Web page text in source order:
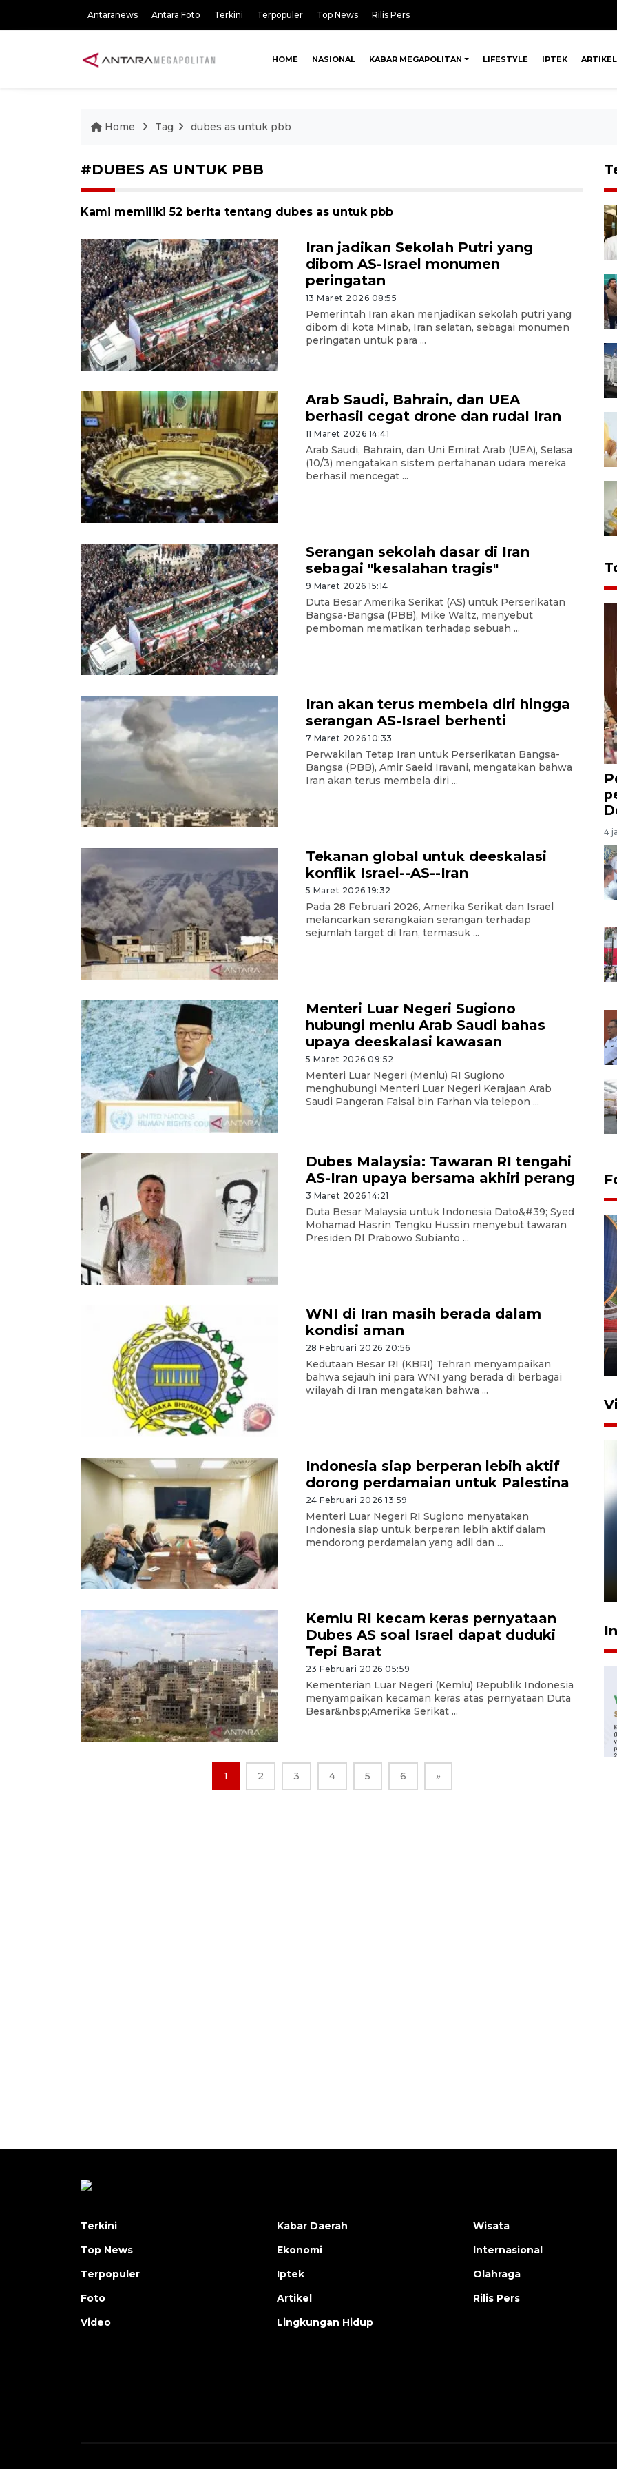
Antaranews Antara Foto Terkini Terpopuler Top News Rilis Pers
HOME NASIONAL KABAR MEGAPOLITAN LIFESTYLE IPTEK ARTIKEL
Home Tag dubes as untuk pbb
#DUBES AS UNTUK PBB
Kami memiliki 52 berita tentang dubes as untuk pbb
Iran jadikan Sekolah Putri yang
dibom AS-Israel monumen
peringatan
13 Maret 2026 08:55
Pemerintah Iran akan menjadikan sekolah putri yang
dibom di kota Minab, Iran selatan, sebagai monumen
peringatan untuk para ...
Arab Saudi, Bahrain, dan UEA
berhasil cegat drone dan rudal Iran
11 Maret 2026 14:41
Arab Saudi, Bahrain, dan Uni Emirat Arab (UEA), Selasa
(10/3) mengatakan sistem pertahanan udara mereka
berhasil mencegat ...
Serangan sekolah dasar di Iran
sebagai "kesalahan tragis"
9 Maret 2026 15:14
Duta Besar Amerika Serikat (AS) untuk Perserikatan
Bangsa-Bangsa (PBB), Mike Waltz, menyebut
pemboman mematikan terhadap sebuah ...
Iran akan terus membela diri hingga
serangan AS-Israel berhenti
7 Maret 2026 10:33
Perwakilan Tetap Iran untuk Perserikatan Bangsa-
Bangsa (PBB), Amir Saeid Iravani, mengatakan bahwa
Iran akan terus membela diri ...
Tekanan global untuk deeskalasi
konflik Israel--AS--Iran
5 Maret 2026 19:32
Pada 28 Februari 2026, Amerika Serikat dan Israel
melancarkan serangkaian serangan terhadap
sejumlah target di Iran, termasuk ...
Menteri Luar Negeri Sugiono
hubungi menlu Arab Saudi bahas
upaya deeskalasi kawasan
5 Maret 2026 09:52
Menteri Luar Negeri (Menlu) RI Sugiono
menghubungi Menteri Luar Negeri Kerajaan Arab
Saudi Pangeran Faisal bin Farhan via telepon ...
Dubes Malaysia: Tawaran RI tengahi
AS-Iran upaya bersama akhiri perang
3 Maret 2026 14:21
Duta Besar Malaysia untuk Indonesia Dato&#39; Syed
Mohamad Hasrin Tengku Hussin menyebut tawaran
Presiden RI Prabowo Subianto ...
WNI di Iran masih berada dalam
kondisi aman
28 Februari 2026 20:56
Kedutaan Besar RI (KBRI) Tehran menyampaikan
bahwa sejauh ini para WNI yang berada di berbagai
wilayah di Iran mengatakan bahwa ...
Indonesia siap berperan lebih aktif
dorong perdamaian untuk Palestina
24 Februari 2026 13:59
Menteri Luar Negeri RI Sugiono menyatakan
Indonesia siap untuk berperan lebih aktif dalam
mendorong perdamaian yang adil dan ...
Kemlu RI kecam keras pernyataan
Dubes AS soal Israel dapat duduki
Tepi Barat
23 Februari 2026 05:59
Kementerian Luar Negeri (Kemlu) Republik Indonesia
menyampaikan kecaman keras atas pernyataan Duta
Besar&nbsp;Amerika Serikat ...
1 2 3 4 5 6 »
4
Komisi V DPR tinjau
perlintasan sebidang di
Stasiun Bogor
12 Juni 2026 18:49
Pelanggan Filaha Farm setia
Terkini
Top News
Terpopuler
Foto
Video
Kabar Daerah
Ekonomi
Iptek
Artikel
Lingkungan Hidup
Wisata
Internasional
Olahraga
Rilis Pers